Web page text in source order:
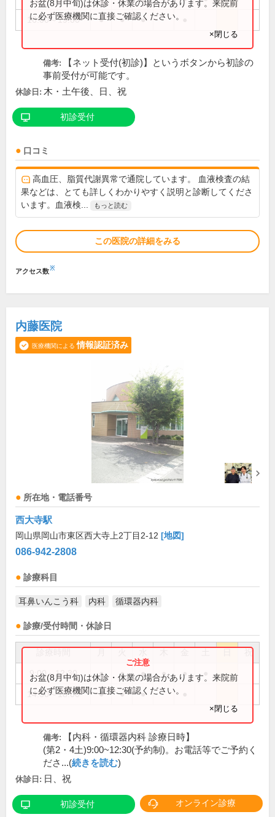
16:00～19:00 ● ● ●
お盆(8月中旬)は休診・休業の場合があります。来院前
に必ず医療機関に直接ご確認ください。
×閉じる
備考:
【ネット受付(初診)】というボタンから初診の
事前受付が可能です。
休診日: 木・土午後、日、祝
初診受付
口コミ
高血圧、脂質代謝異常で通院しています。 血液検査の結
果などは、とても詳しくわかりやすく説明と診断してくださ
います。血液検...
もっと読む
この医院の詳細をみる
アクセス数※
内藤医院
医療機関による 情報認証済み
所在地・電話番号
西大寺駅
岡山県岡山市東区西大寺上2丁目2-12 [地図]
086-942-2808
診療科目
耳鼻いんこう科 内科 循環器内科
診療/受付時間・休診日
祝
9:00～12:30 ● ● ● ● ●
14:30～18:00 ● ● ●
お盆(8月中旬)は休診・休業の場合があります。来院前
に必ず医療機関に直接ご確認ください。
×閉じる
備考:
【内科・循環器内科 診療日時】
(第2・4土)9:00~12:30(予約制)。お電話等でご予約く
ださ...(続きを読む)
休診日: 日、祝
初診受付 オンライン診療